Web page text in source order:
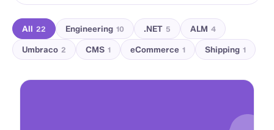
All 22 Engineering 10 .NET 5 ALM 4
Umbraco 2 CMS 1 eCommerce 1 Shipping 1